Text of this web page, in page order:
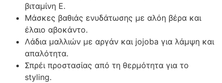
βιταμίνη Ε.
Μάσκες βαθιάς ενυδάτωσης με αλόη βέρα και
έλαιο αβοκάντο.
Λάδια μαλλιών με αργάν και jojoba για λάμψη και
απαλότητα.
Σπρέι προστασίας από τη θερμότητα για το
styling.